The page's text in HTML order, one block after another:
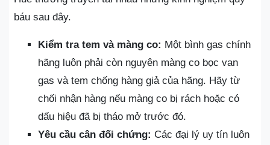
báu sau đây.
Kiểm tra tem và màng co: Một bình gas chính
hãng luôn phải còn nguyên màng co bọc van
gas và tem chống hàng giả của hãng. Hãy từ
chối nhận hàng nếu màng co bị rách hoặc có
dấu hiệu đã bị tháo mở trước đó.
Yêu cầu cân đối chứng: Các đại lý uy tín luôn